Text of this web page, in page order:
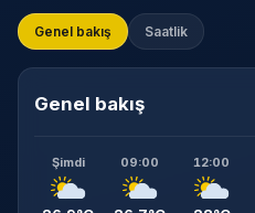
Genel bakış Saatlik
Genel bakış
Şimdi 09:00 12:00